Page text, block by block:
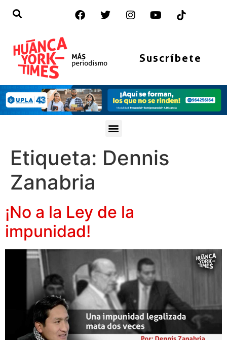
Suscríbete
Etiqueta: Dennis
Zanabria
¡No a la Ley de la
impunidad!